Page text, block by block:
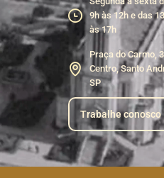
9h às 12h e das
às 17h
Praça do Carmo,
Centro, Santo
SP
Trabalhe conosco